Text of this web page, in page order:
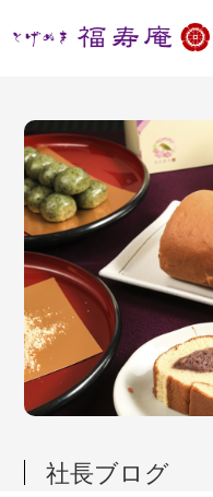
社長ブログ